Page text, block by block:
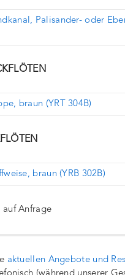
Palisander- oder
braun (YRT 304B)
braun (YRB 302B)
auf Anfrage
aktuellen Angebote und